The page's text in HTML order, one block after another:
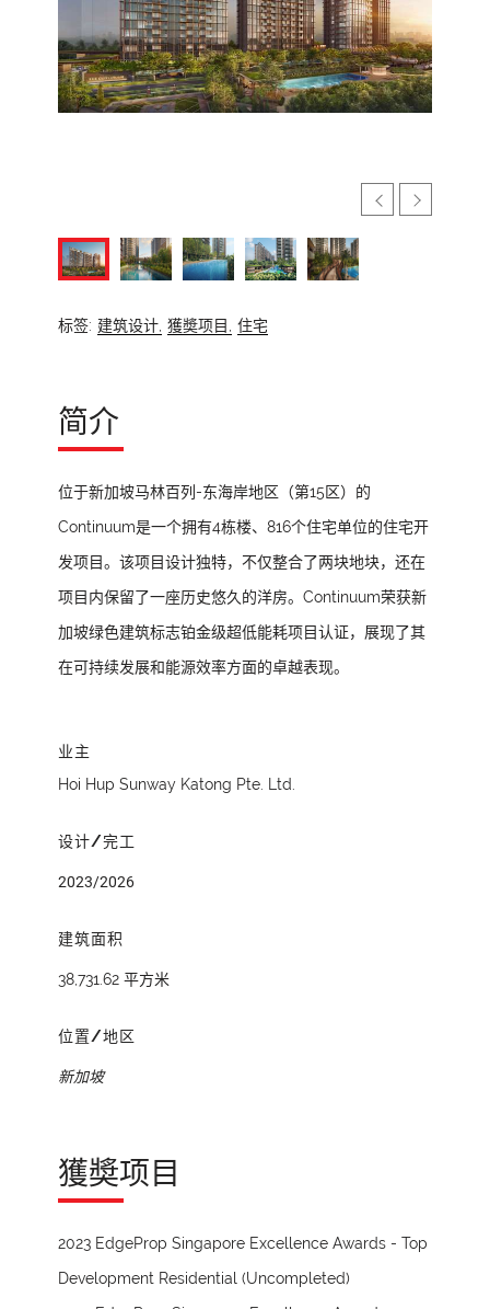
标签: 建筑设计, 獲奬项目, 住宅
简介
位于新加坡马林百列-东海岸地区（第15区）的
Continuum是一个拥有4栋楼、816个住宅单位的住宅开
发项目。该项目设计独特，不仅整合了两块地块，还在
项目内保留了一座历史悠久的洋房。Continuum荣获新
加坡绿色建筑标志铂金级超低能耗项目认证，展现了其
在可持续发展和能源效率方面的卓越表现。
业主
Hoi Hup Sunway Katong Pte. Ltd.
设计/完工
2023/2026
建筑面积
38,731.62 平方米
位置/地区
新加坡
獲奬项目
2023 EdgeProp Singapore Excellence Awards - Top
Development Residential (Uncompleted)